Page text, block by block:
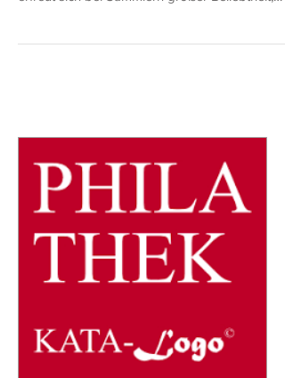
Antarktische Geldscheine